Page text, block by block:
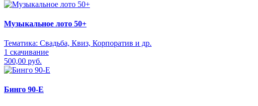
Музыкальное лото 50+
Тематика: Свадьба, Квиз, Корпоратив и др.
1 скачивание
500,00 руб.
Бинго 90-Е